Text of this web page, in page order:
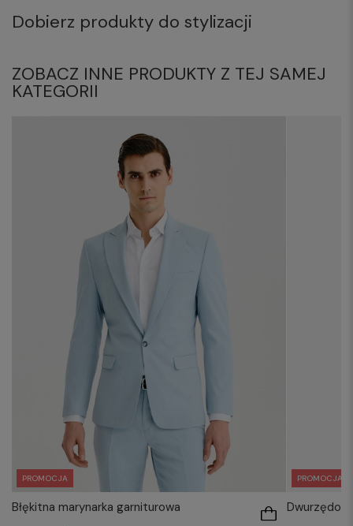
Dobierz produkty do stylizacji
ZOBACZ INNE PRODUKTY Z TEJ SAMEJ
KATEGORII
PROMOCJA
Błękitna marynarka garniturowa
PROMOCJA